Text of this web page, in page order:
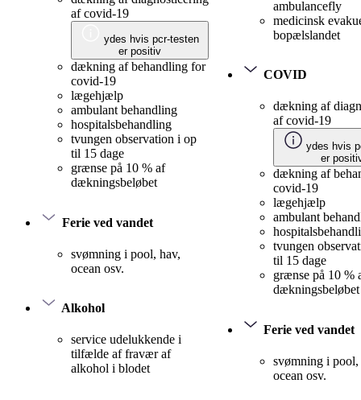
af covid-19
ydes hvis pcr-testen
er positiv
dækning af behandling for
covid-19
lægehjælp
ambulant behandling
hospitalsbehandling
tvungen observation i op
til 15 dage
grænse på 10 % af
dækningsbeløbet
Ferie ved vandet
svømning i pool, hav,
ocean osv.
Alkohol
service udelukkende i
tilfælde af fravær af
alkohol i blodet
ambulancefly
medicinsk
bopælslandet
COVID
dækning af
af covid-19
ydes hvis
er
dækning af
covid-19
lægehjælp
ambulant
tvungen
til 15 dage
grænse på 10 %
dækningsbeløbet
Ferie ved vandet
svømning i pool,
ocean osv.